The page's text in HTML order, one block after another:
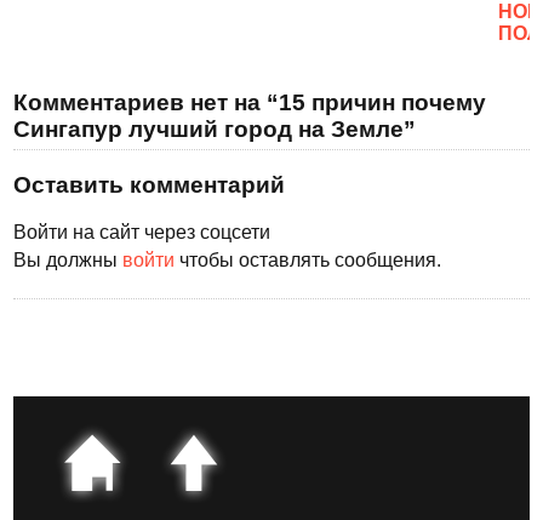
Комментариев нет на “15 причин почему
Сингапур лучший город на Земле”
Оставить комментарий
Войти на сайт через соцсети
Вы должны войти чтобы оставлять сообщения.